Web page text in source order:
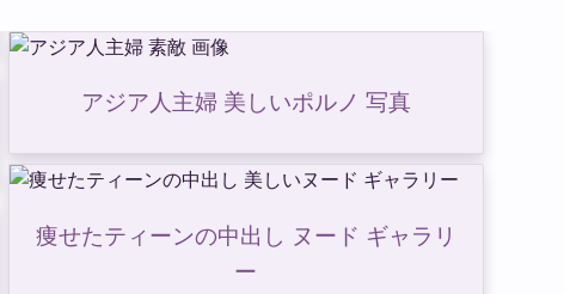
アジア人主婦 美しいポルノ 写真
痩せたティーンの中出し ヌード ギャラリ
ー